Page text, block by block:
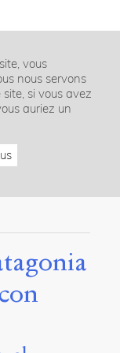
vous
nous servons
si vous avez
auriez un